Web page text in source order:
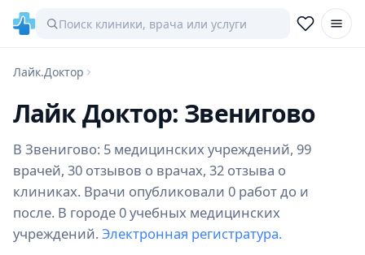
Лайк.Доктор
Лайк Доктор: Звенигово
В Звенигово: 5 медицинских учреждений, 99
врачей, 30 отзывов о врачах, 32 отзыва о
клиниках. Врачи опубликовали 0 работ до и
после. В городе 0 учебных медицинских
учреждений. Электронная регистратура.